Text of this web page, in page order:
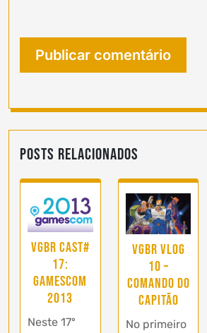
Posts Relacionados
vgBR Cast#
17:
Gamescom
2013
Neste 17º
vgBR Vlog
10 –
Comando do
Capitão
No primeiro